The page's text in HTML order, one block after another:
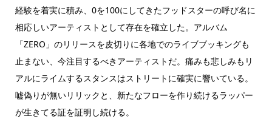
経験を着実に積み、0を100にしてきたフッドスターの呼び名に
相応しいアーティストとして存在を確立した。アルバム
「ZERO」のリリースを皮切りに各地でのライブブッキングも
止まない、今注目するべきアーティストだ。痛みも悲しみもリ
アルにライムするスタンスはストリートに確実に響いている。
嘘偽りが無いリリックと、新たなフローを作り続けるラッパー
が生きてる証を証明し続ける。